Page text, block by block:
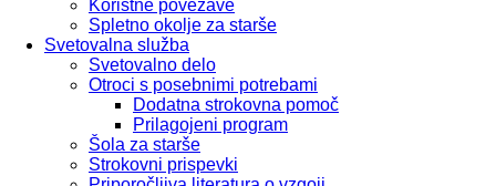
Koristne povezave
Spletno okolje za starše
Svetovalna služba
Svetovalno delo
Otroci s posebnimi potrebami
Dodatna strokovna pomoč
Prilagojeni program
Šola za starše
Strokovni prispevki